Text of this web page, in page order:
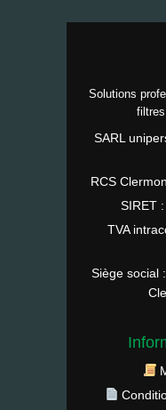
Solutions
SARL
RCS
SIRET
TVA
Siège social